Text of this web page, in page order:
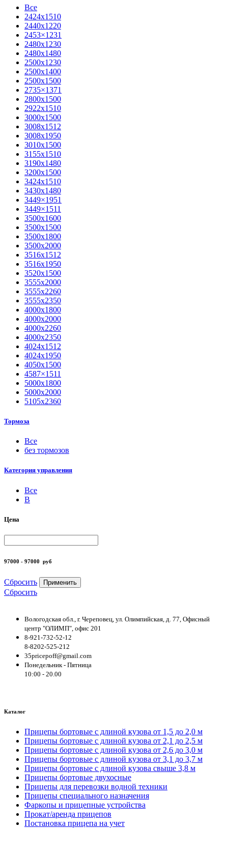
Все
2424х1510
2440х1220
2453×1231
2480х1230
2480х1480
2500х1230
2500х1400
2500х1500
2735×1371
2800х1500
2922х1510
3000х1500
3008х1512
3008х1950
3010х1500
3155х1510
3190х1480
3200х1500
3424х1510
3430х1480
3449×1951
3449×1511
3500x1600
3500х1500
3500х1800
3500х2000
3516х1512
3516х1950
3520х1500
3555х2000
3555х2260
3555х2350
4000х1800
4000х2000
4000х2260
4000х2350
4024х1512
4024х1950
4050х1500
4587×1511
5000х1800
5000х2000
5105х2360
Тормоза
Все
без тормозов
Категория управления
Все
B
Цена
97000 - 97000 руб
Сбросить Применить
Сбросить
Вологодская обл., г. Череповец, ул. Олимпийская, д. 77, Офисный
центр "ОЛИМП", офис 201
8-921-732-52-12
8-8202-525-212
35pricepoff@gmail.com
Понедельник - Пятница
10:00 - 20.00
Каталог
Прицепы бортовые с длиной кузова от 1,5 до 2,0 м
Прицепы бортовые с длиной кузова от 2,1 до 2,5 м
Прицепы бортовые с длиной кузова от 2,6 до 3,0 м
Прицепы бортовые с длиной кузова от 3,1 до 3,7 м
Прицепы бортовые с длиной кузова свыше 3,8 м
Прицепы бортовые двухосные
Прицепы для перевозки водной техники
Прицепы специального назначения
Фаркопы и прицепные устройства
Прокат/аренда прицепов
Постановка прицепа на учет